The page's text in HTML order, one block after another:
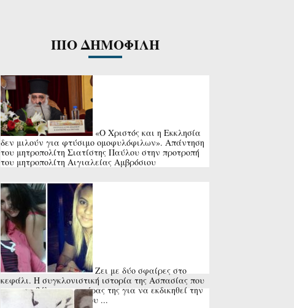
ΠΙΟ ΔΗΜΟΦΙΛΗ
«Ο Χριστός και η Εκκλησία
δεν μιλούν για φτύσιμο ομοφυλόφιλων». Απάντηση
του μητροπολίτη Σιατίστης Παύλου στην προτροπή
του μητροπολίτη Αιγιαλείας Αμβρόσιου
Ζει με δύο σφαίρες στο
κεφάλι. Η συγκλονιστική ιστορία της Ασπασίας που
την πυροβόλησε ο πατέρας της για να εκδικηθεί την
εν διαστάσει σύζυγό του ...